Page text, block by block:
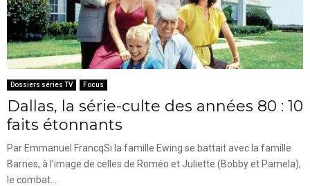
Dossiers séries TV Focus
Dallas, la série-culte des années 80 : 10
faits étonnants
Par Emmanuel FrancqSi la famille Ewing se battait avec la famille
Barnes, à l’image de celles de Roméo et Juliette (Bobby et Pamela),
le combat...